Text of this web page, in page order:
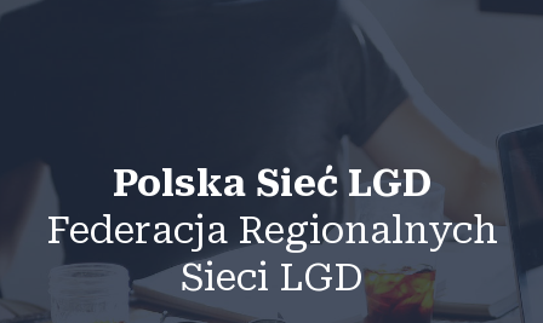
Polska Sieć LGD
Federacja Regionalnych
Sieci LGD